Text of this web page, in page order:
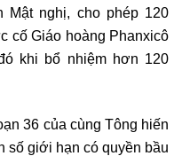
Mật nghị, cho phép 120
cố Giáo hoàng Phanxicô
khi bổ nhiệm hơn 120
36 của cùng Tông hiến
số giới hạn có quyền bầu